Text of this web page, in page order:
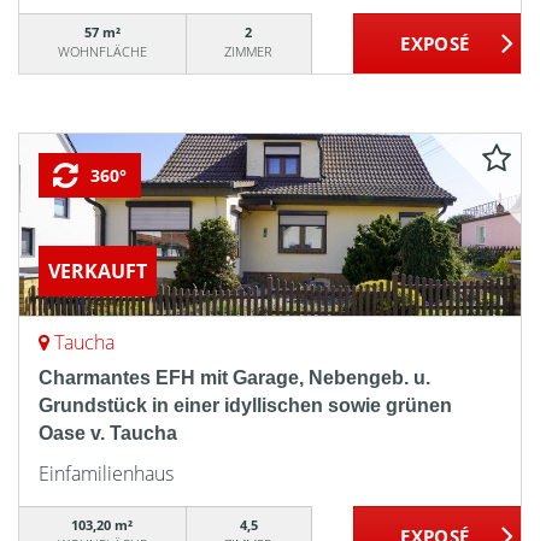
57 m²
WOHNFLÄCHE
2
ZIMMER
VERKAUFT
360°
Taucha
Charmantes EFH mit Garage, Nebengeb. u.
Grundstück in einer idyllischen sowie grünen
Oase v. Taucha
Einfamilienhaus
103,20 m²
4,5